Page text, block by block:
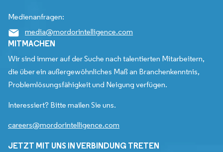
Medienanfragen:
media@mordorintelligence.com
MITMACHEN
Wir sind immer auf der Suche nach talentierten Mitarbeitern,
die über ein außergewöhnliches Maß an Branchenkenntnis,
Problemlösungsfähigkeit und Neigung verfügen.
Interessiert? Bitte mailen Sie uns.
careers@mordorintelligence.com
JETZT MIT UNS IN VERBINDUNG TRETEN